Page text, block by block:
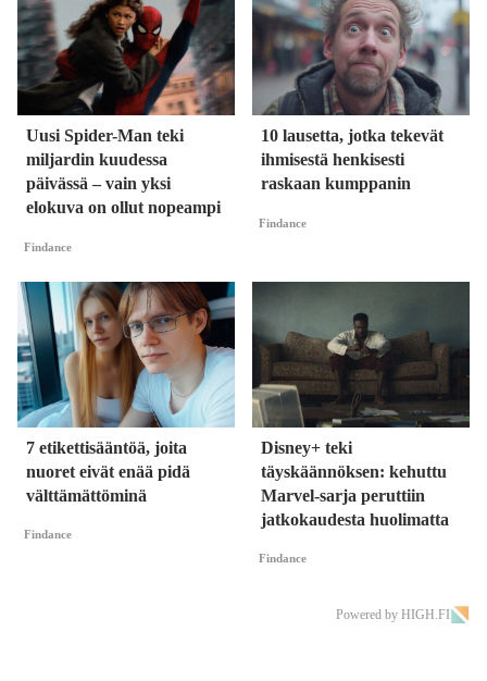
Uusi Spider-Man teki
miljardin kuudessa
päivässä – vain yksi
elokuva on ollut nopeampi
Findance
10 lausetta, jotka tekevät
ihmisestä henkisesti
raskaan kumppanin
Findance
7 etikettisääntöä, joita
nuoret eivät enää pidä
välttämättöminä
Findance
Disney+ teki
täyskäännöksen: kehuttu
Marvel-sarja peruttiin
jatkokaudesta huolimatta
Findance
Powered by HIGH.FI